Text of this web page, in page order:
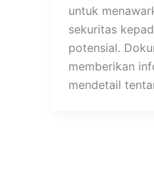
untuk
sekuritas
potensial.
memberikan
mendetail